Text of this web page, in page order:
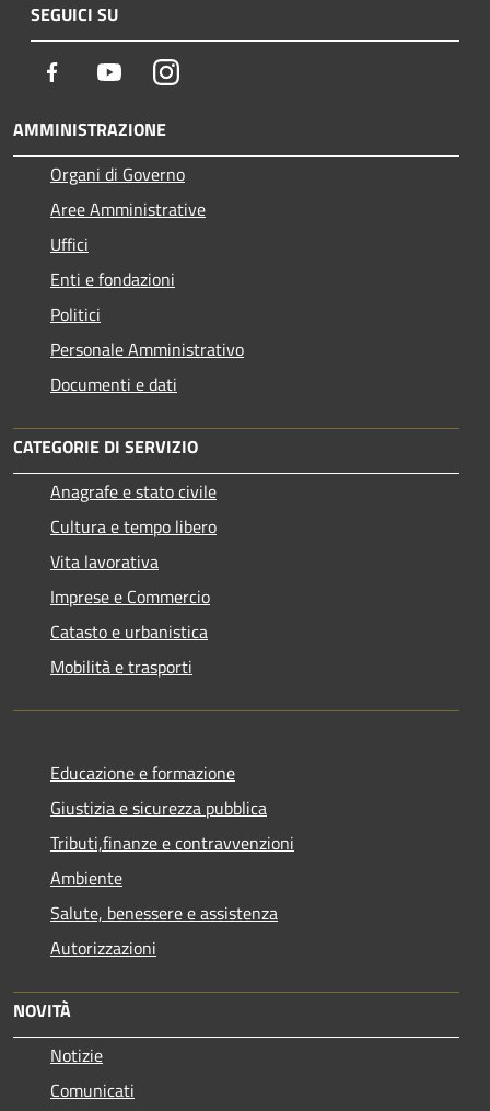
SEGUICI SU
Facebook YoutubeInstagram
AMMINISTRAZIONE
Organi di Governo
Aree Amministrative
Uffici
Enti e fondazioni
Politici
Personale Amministrativo
Documenti e dati
CATEGORIE DI SERVIZIO
Anagrafe e stato civile
Cultura e tempo libero
Vita lavorativa
Imprese e Commercio
Catasto e urbanistica
Mobilità e trasporti
Educazione e formazione
Giustizia e sicurezza pubblica
Tributi,finanze e contravvenzioni
Ambiente
Salute, benessere e assistenza
Autorizzazioni
NOVITÀ
Notizie
Comunicati